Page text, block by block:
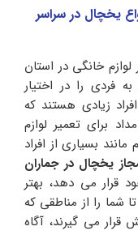
یخچال در سراسر
خانگی در استان
فردی را در اختیار
زیادی هستند که
برای تعمیر لوازم
بسیاری از افراد
یخچال در جماران
قرار می دهد، بهتر
شما را از مناطقی که
می گیرند، آگاه